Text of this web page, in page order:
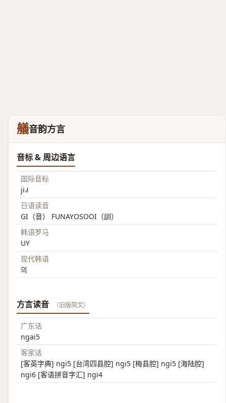
艤音韵方言
音标 & 周边语言
国际音标
ji˨˩˦
日语读音
GI（音） FUNAYOSOOI（訓）
韩语罗马
UY
现代韩语
의
方言读音 （旧版简文）
广东话
ngai5
客家话
[客英字典] ngi5 [台湾四县腔] ngi5 [梅县腔] ngi5 [海陆腔]
ngi6 [客语拼音字汇] ngi4